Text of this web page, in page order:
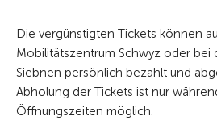
Die vergünstigten Tickets können
Mobilitätszentrum Schwyz oder bei
Siebnen persönlich bezahlt und
Abholung der Tickets ist nur
Öffnungszeiten möglich.